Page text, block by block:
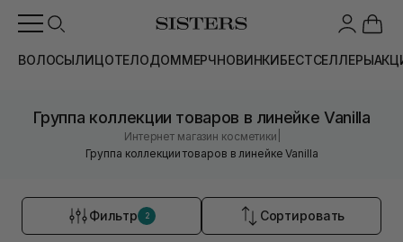
ВОЛОСЫЛИЦОТЕЛОДОММЕРЧНОВИНКИБЕСТСЕЛЛЕРЫ
Группа коллекции товаров в линейке Vanilla
Интернет магазин косметики
Группа коллекции товаров в линейке Vanilla
Фильтр 2 Сортировать